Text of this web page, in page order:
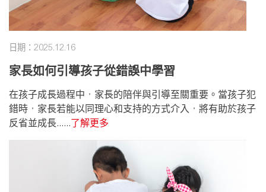
日期：2025.12.16
家長如何引導孩子從錯誤中學習
在孩子成長過程中，家長的陪伴與引導至關重要。當孩子犯
錯時，家長若能以同理心和支持的方式介入，將有助於孩子
反省並成長......了解更多